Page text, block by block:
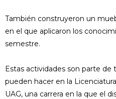
También construyeron un
en el que aplicaron los
semestre.
Estas actividades son parte
pueden hacer en la
UAG, una carrera en la que el